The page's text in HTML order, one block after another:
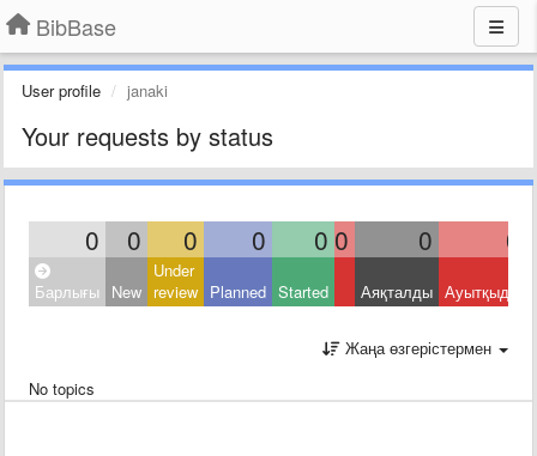
BibBase
User profile janaki
Your requests by status
0 0 0 0 0 0 0 0
Барлығы New
Under
review Planned Started Аяқталды Ауытқыды
Жаңа өзгерістермен
No topics